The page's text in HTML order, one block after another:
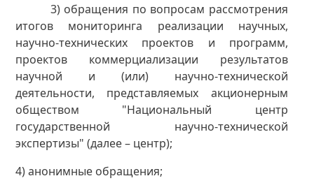
3) обращения по вопросам рассмотрения
итогов мониторинга реализации научных,
научно-технических проектов и программ,
проектов коммерциализации результатов
научной и (или) научно-технической
деятельности, представляемых акционерным
обществом "Национальный центр
государственной научно-технической
экспертизы" (далее – центр);
4) анонимные обращения;